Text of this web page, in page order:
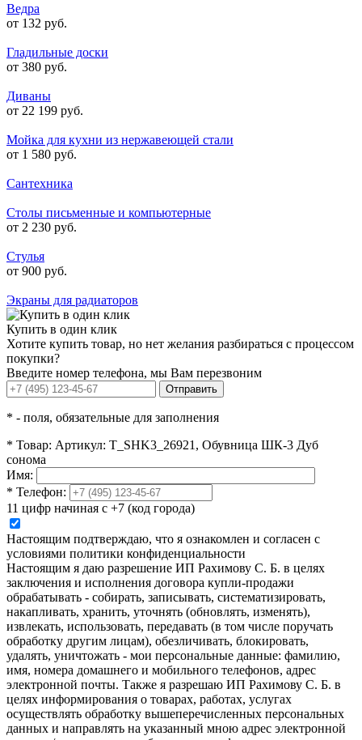
Ведра
от 132 руб.
Гладильные доски
от 380 руб.
Диваны
от 22 199 руб.
Мойка для кухни из нержавеющей стали
от 1 580 руб.
Сантехника
Столы письменные и компьютерные
от 2 230 руб.
Стулья
от 900 руб.
Экраны для радиаторов
Купить в один клик
Хотите купить товар, но нет желания разбираться с процессом
покупки?
Введите номер телефона, мы Вам перезвоним
Отправить
* - поля, обязательные для заполнения
* Товар: Артикул: T_SHK3_26921, Обувница ШК-3 Дуб
сонома
Имя:
* Телефон:
11 цифр начиная с +7 (код города)
Настоящим подтверждаю, что я ознакомлен и согласен с
условиями политики конфиденциальности
Настоящим я даю разрешение ИП Рахимову С. Б. в целях
заключения и исполнения договора купли-продажи
обрабатывать - собирать, записывать, систематизировать,
накапливать, хранить, уточнять (обновлять, изменять),
извлекать, использовать, передавать (в том числе поручать
обработку другим лицам), обезличивать, блокировать,
удалять, уничтожать - мои персональные данные: фамилию,
имя, номера домашнего и мобильного телефонов, адрес
электронной почты. Также я разрешаю ИП Рахимову С. Б. в
целях информирования о товарах, работах, услугах
осуществлять обработку вышеперечисленных персональных
данных и направлять на указанный мною адрес электронной